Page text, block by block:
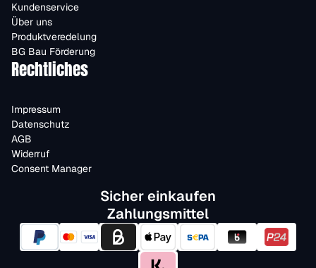
Kundenservice
Über uns
Produktveredelung
BG Bau Förderung
Rechtliches
Impressum
Datenschutz
AGB
Widerruf
Consent Manager
Sicher einkaufen
Zahlungsmittel